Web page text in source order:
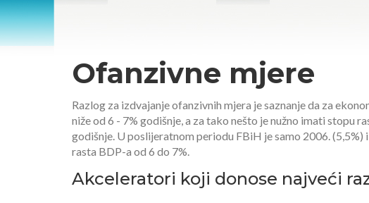
Ofanzivne mjere
Razlog za izdvajanje ofanzivnih mjera je saznanje da za
niže od 6 - 7% godišnje, a za tako nešto je nužno imati stopu
godišnje. U poslijeratnom periodu FBiH je samo 2006.
rasta BDP-a od 6 do 7%.
Akceleratori koji donose najveći